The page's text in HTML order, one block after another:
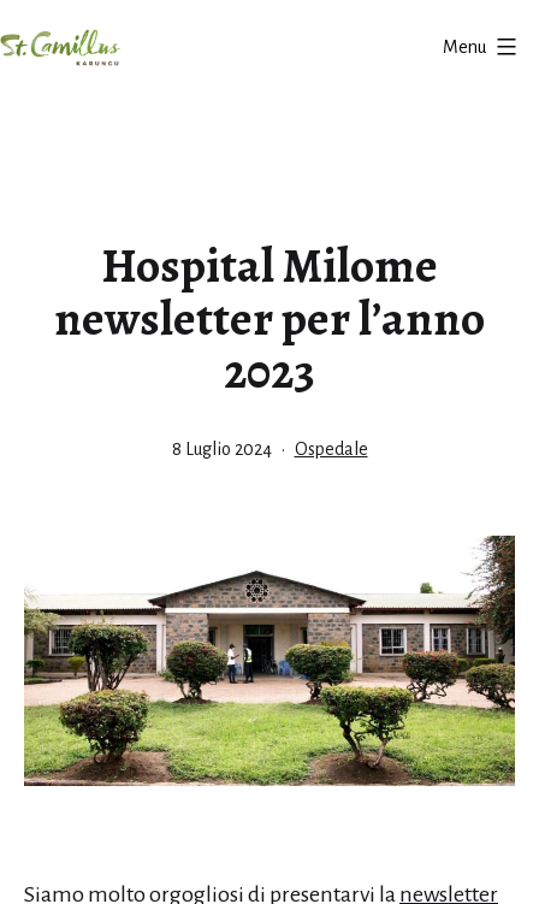
al
Menu
Hospital Milome
newsletter per l’anno
2023
Pubblicato
8 Luglio 2024 Categorie:
Ospedale
Siamo molto orgogliosi di presentarvi la newsletter